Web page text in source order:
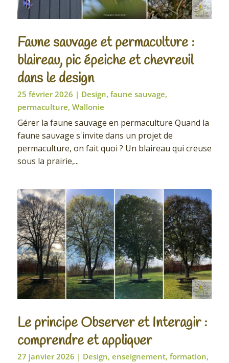
Faune sauvage et permaculture :
blaireau, pic épeiche et chevreuil
dans le design
25 février 2026 | Design, faune sauvage,
permaculture, Wallonie
Gérer la faune sauvage en permaculture Quand la
faune sauvage s'invite dans un projet de
permaculture, on fait quoi ? Un blaireau qui creuse
sous la prairie,...
Le principe Observer et Interagir :
comprendre et appliquer
27 janvier 2026 | Design, enseignement, formation,